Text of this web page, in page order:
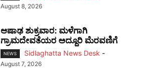
August 8, 2026
ಆಷಾಢ ಶುಕ್ರವಾರ: ಮಳೆಗಾಗಿ
ಗ್ರಾಮದೇವತೆಯರ ಅದ್ದೂರಿ ಮೆರವಣಿಗೆ
NEWS Sidlaghatta News Desk -
August 7, 2026